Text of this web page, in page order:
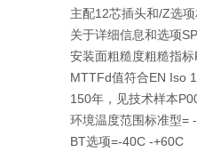
主配12芯插头和/Z选
关于详细信息和选项
安装面粗糙度粗糙指
MTTFd值符合EN Iso
150年，见技术样本
环境温度范围标准型=
BT选项=-40C -+60C